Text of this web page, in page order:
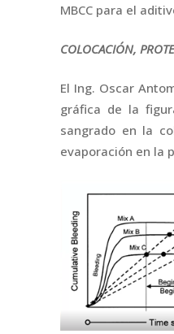
MBCC para el
COLOCACIÓN,
El Ing. Oscar
gráfica de la
sangrado en la
evaporación en la